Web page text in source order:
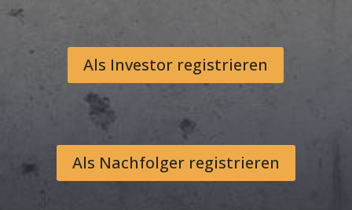
Als Investor registrieren
Als Nachfolger registrieren